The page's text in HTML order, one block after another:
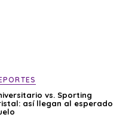
vs. Sporting
así llegan al esperado